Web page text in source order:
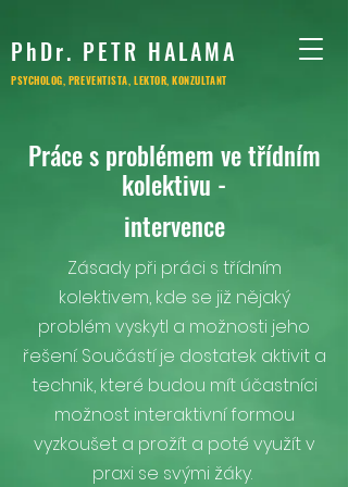
PhDr. PETR HALAMA
PSYCHOLOG, PREVENTISTA, LEKTOR, KONZULTANT
Práce s problémem ve třídním
kolektivu -
intervence
Zásady při práci s třídním
kolektivem, kde se již nějaký
problém vyskytl a možnosti jeho
řešení. Součástí je dostatek aktivit a
technik, které budou mít účastníci
možnost interaktivní formou
vyzkoušet a prožít a poté využít v
praxi se svými žáky.